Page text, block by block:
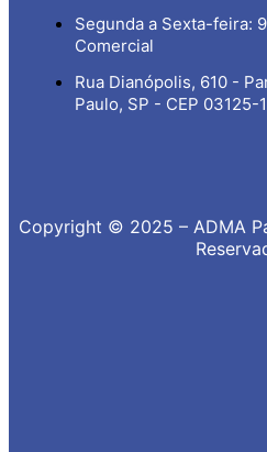
Segunda a Sexta-feira:
Comercial
Rua Dianópolis, 610 -
Paulo, SP - CEP 03125-
Copyright © 2025 – ADMA